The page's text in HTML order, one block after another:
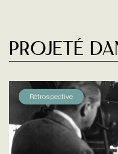
Projeté
Rétrospective